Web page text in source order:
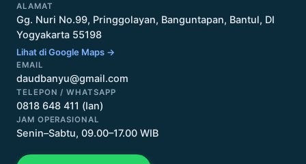
ALAMAT
Gg. Nuri No.99, Pringgolayan, Banguntapan, Bantul, DI
Yogyakarta 55198
Lihat di Google Maps →
EMAIL
daudbanyu@gmail.com
TELEPON / WHATSAPP
0818 648 411 (Ian)
JAM OPERASIONAL
Senin–Sabtu, 09.00–17.00 WIB